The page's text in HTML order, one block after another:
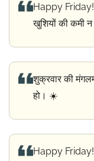
Happy Friday!
खुशियों की कमी
शुक्रवार की
हो। ☀️
Happy Friday!